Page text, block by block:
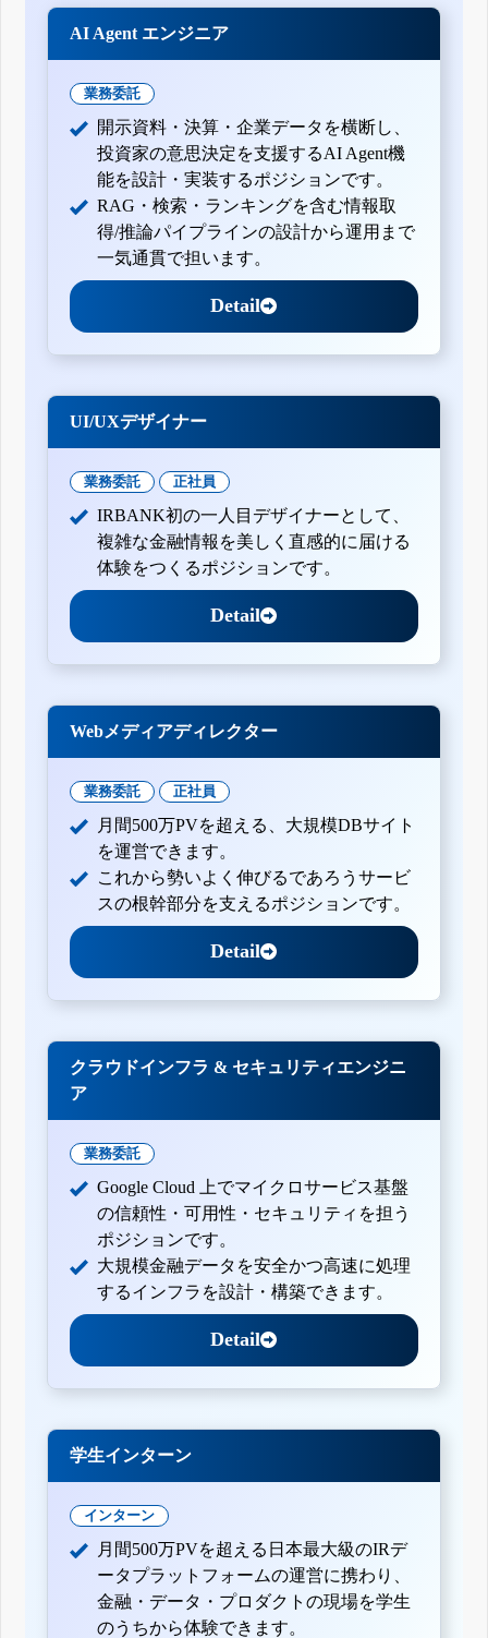
AI Agent エンジニア
業務委託
開示資料・決算・企業データを横断し、
投資家の意思決定を支援するAI Agent機
能を設計・実装するポジションです。
RAG・検索・ランキングを含む情報取
得/推論パイプラインの設計から運用まで
一気通貫で担います。
Detail
UI/UXデザイナー
業務委託 正社員
IRBANK初の一人目デザイナーとして、
複雑な金融情報を美しく直感的に届ける
体験をつくるポジションです。
Detail
Webメディアディレクター
業務委託 正社員
月間500万PVを超える、大規模DBサイト
を運営できます。
これから勢いよく伸びるであろうサービ
スの根幹部分を支えるポジションです。
Detail
クラウドインフラ & セキュリティエンジニ
ア
業務委託
Google Cloud 上でマイクロサービス基盤
の信頼性・可用性・セキュリティを担う
ポジションです。
大規模金融データを安全かつ高速に処理
するインフラを設計・構築できます。
Detail
学生インターン
インターン
月間500万PVを超える日本最大級のIRデ
ータプラットフォームの運営に携わり、
金融・データ・プロダクトの現場を学生
のうちから体験できます。